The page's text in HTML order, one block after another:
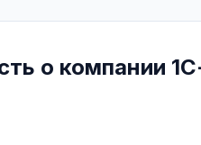
о компании